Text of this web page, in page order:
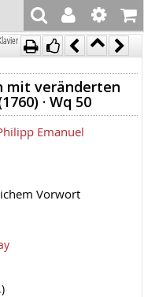
mit veränderten
· Wq 50
Emanuel
Vorwort